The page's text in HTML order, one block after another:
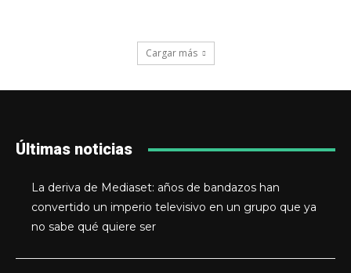
Cargar más
Últimas noticias
La deriva de Mediaset: años de bandazos han
convertido un imperio televisivo en un grupo que ya
no sabe qué quiere ser